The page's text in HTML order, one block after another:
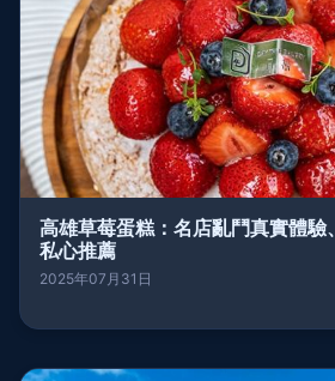
高雄草莓蛋糕：名店亂鬥真實體驗
私心推薦
2025年07月31日